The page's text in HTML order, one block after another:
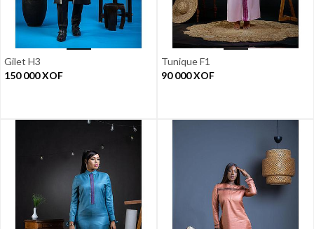
Gilet H3
150 000XOF
Tunique F1
90 000XOF